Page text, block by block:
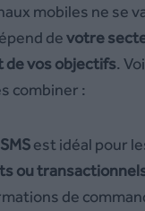
mobiles ne se
devotre
de vos objectifs.
combiner :
est idéal pour
ou
de